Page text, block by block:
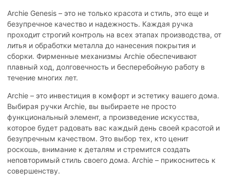
Archie Genesis – это не только красота и стиль, это еще и
безупречное качество и надежность. Каждая ручка
проходит строгий контроль на всех этапах производства, от
литья и обработки металла до нанесения покрытия и
сборки. Фирменные механизмы Archie обеспечивают
плавный ход, долговечность и бесперебойную работу в
течение многих лет.
Archie – это инвестиция в комфорт и эстетику вашего дома.
Выбирая ручки Archie, вы выбираете не просто
функциональный элемент, а произведение искусства,
которое будет радовать вас каждый день своей красотой и
безупречным качеством. Это выбор тех, кто ценит
роскошь, внимание к деталям и стремится создать
неповторимый стиль своего дома. Archie – прикоснитесь к
совершенству.